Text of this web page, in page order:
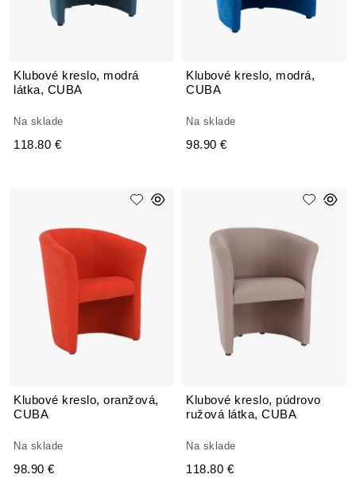
Klubové kreslo, modrá
látka, CUBA
Na sklade
118.80 €
Klubové kreslo, modrá,
CUBA
Na sklade
98.90 €
Klubové kreslo, oranžová,
CUBA
Na sklade
98.90 €
Klubové kreslo, púdrovo
ružová látka, CUBA
Na sklade
118.80 €